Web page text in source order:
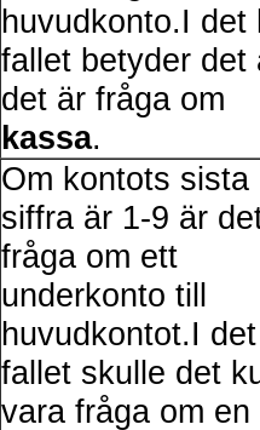
huvudkonto.I det
fallet betyder det
det är fråga om
kassa.
Om kontots sista
siffra är 1-9 är
fråga om ett
underkonto till
huvudkontot.I
fallet skulle det
vara fråga om en